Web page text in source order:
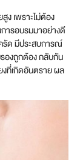
เพราะไม่ต้อง
ารอบรมมาอย่างดี
รัด มีประสบการณ์
องถูกต้อง กลับกัน
ที่เกิดอันตราย ผล